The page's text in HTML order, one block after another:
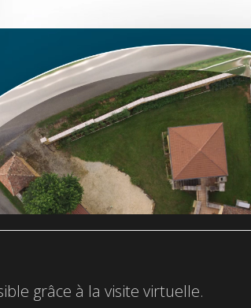
grâce à la visite virtuelle.